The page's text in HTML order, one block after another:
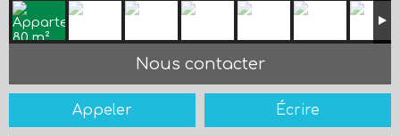
Nous contacter
Appeler Écrire